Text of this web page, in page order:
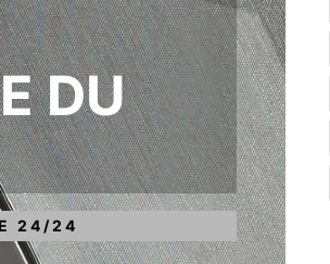
DU
24/24